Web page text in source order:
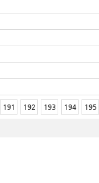
191 192 193 194 195